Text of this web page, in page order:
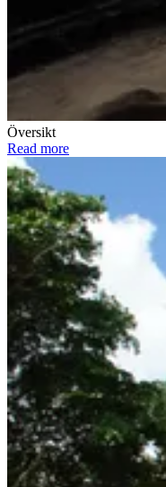
Översikt
Read more